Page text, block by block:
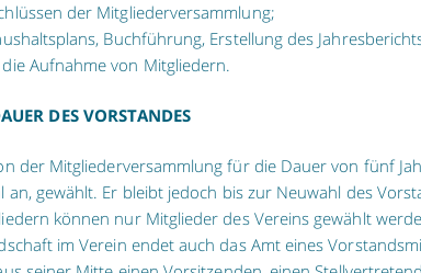
der Mitgliederversammlung;
Buchführung, Erstellung des
Aufnahme von Mitgliedern.
DES VORSTANDES
der Mitgliederversammlung für die Dauer von fünf
an, gewählt. Er bleibt jedoch bis zur Neuwahl des
können nur Mitglieder des Vereins gewählt
im Verein endet auch das Amt eines